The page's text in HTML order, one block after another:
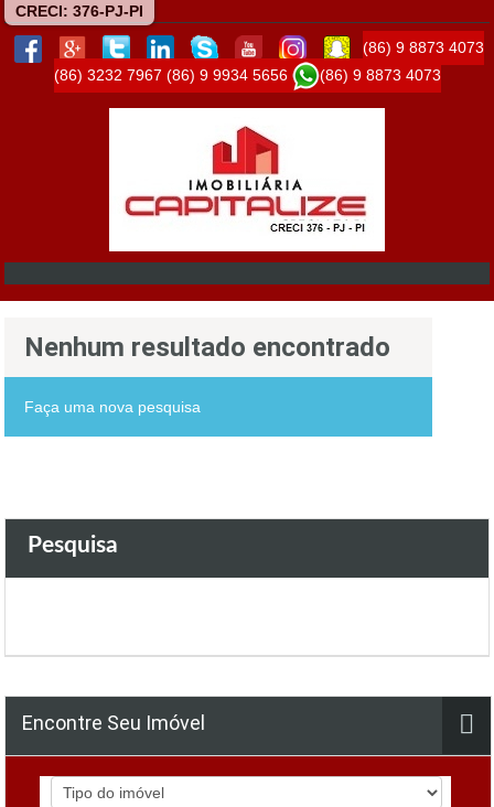
CRECI: 376-PJ-PI
(86) 9 8873 4073
(86) 3232 7967 (86) 9 9934 5656 (86) 9 8873 4073
Nenhum resultado encontrado
Faça uma nova pesquisa
Pesquisa
Encontre Seu Imóvel